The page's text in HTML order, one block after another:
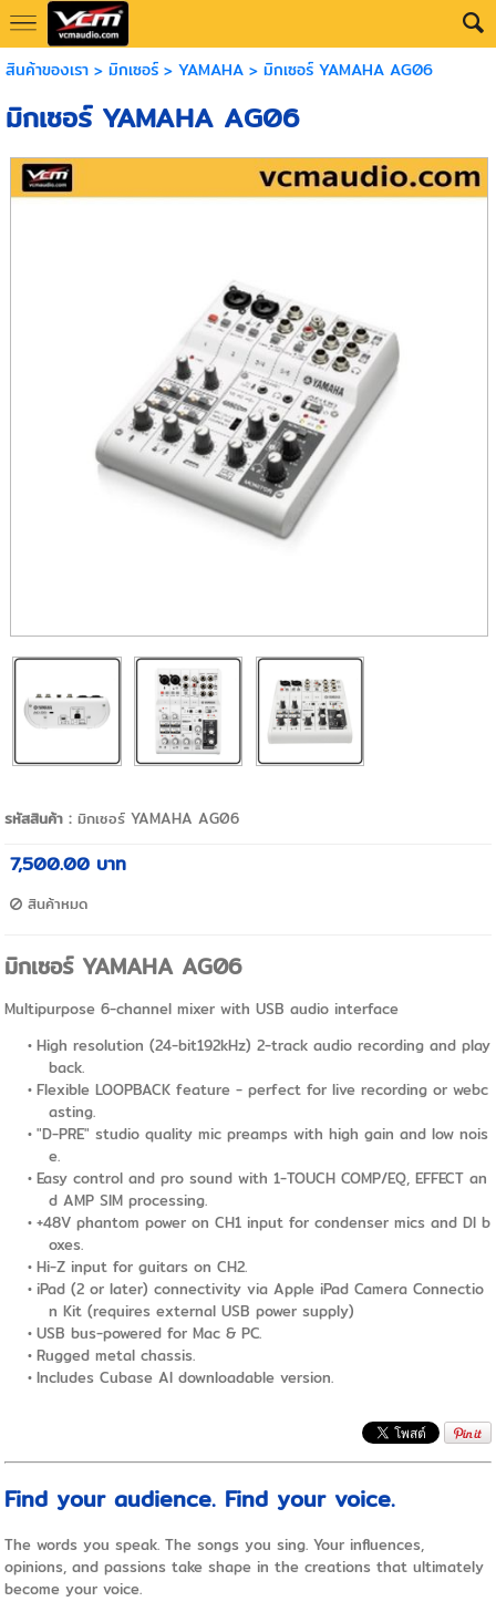
สินค้าของเรา> มิกเซอร์> YAMAHA> มิกเซอร์ YAMAHA AG06
มิกเซอร์ YAMAHA AG06
รหัสสินค้า :มิกเซอร์ YAMAHA AG06
7,500.00 บาท
สินค้าหมด
มิกเซอร์ YAMAHA AG06
Multipurpose 6-channel mixer with USB audio interface
High resolution (24-bit192kHz) 2-track audio recording and play
back.
Flexible LOOPBACK feature - perfect for live recording or webc
asting.
"D-PRE" studio quality mic preamps with high gain and low nois
e.
Easy control and pro sound with 1-TOUCH COMP/EQ, EFFECT an
d AMP SIM processing.
+48V phantom power on CH1 input for condenser mics and Dl b
oxes.
Hi-Z input for guitars on CH2.
iPad (2 or later) connectivity via Apple iPad Camera Connectio
n Kit (requires external USB power supply)
USB bus-powered for Mac & PC.
Rugged metal chassis.
Includes Cubase AI downloadable version.
Find your audience. Find your voice.
The words you speak. The songs you sing. Your influences,
opinions, and passions take shape in the creations that ultimately
become your voice.